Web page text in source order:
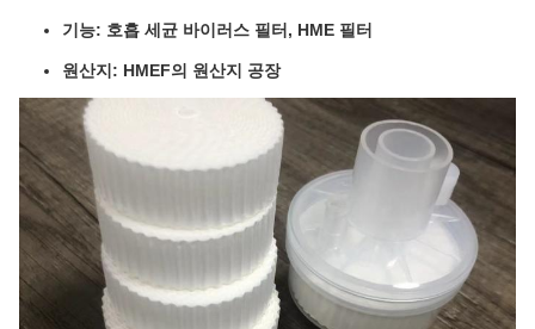
기능: 호흡 세균 바이러스 필터, HME 필터
원산지: HMEF의 원산지 공장